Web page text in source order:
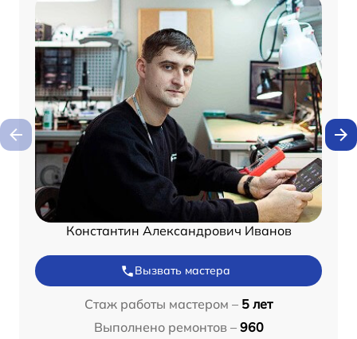
Константин Александрович Иванов
Вызвать мастера
Стаж работы мастером – 5 лет
Выполнено ремонтов – 960